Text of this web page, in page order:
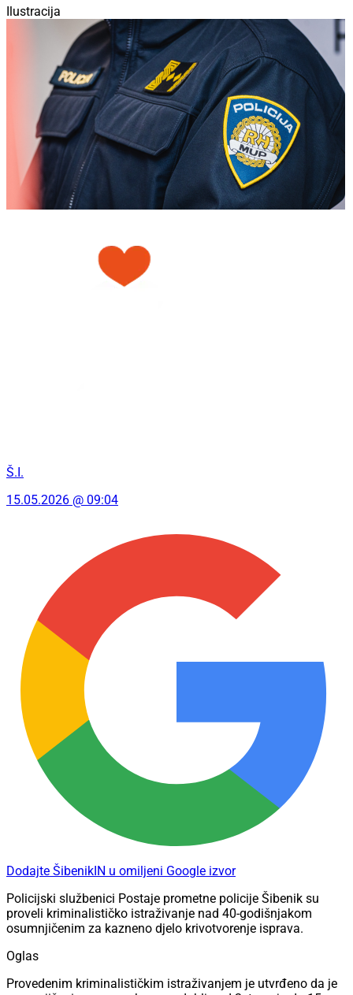
Ilustracija
Š.I.
15.05.2026 @ 09:04
Dodajte ŠibenikIN u omiljeni Google izvor
Policijski službenici Postaje prometne policije Šibenik su
proveli kriminalističko istraživanje nad 40-godišnjakom
osumnjičenim za kazneno djelo krivotvorenje isprava.
Oglas
Provedenim kriminalističkim istraživanjem je utvrđeno da je